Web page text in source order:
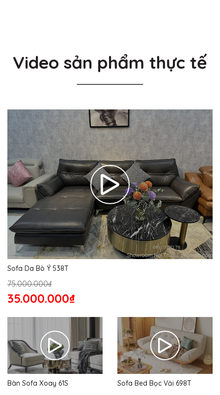
Video sản phẩm thực tế
Sofa Da Bò Ý 538T
75.000.000₫
35.000.000₫
Bàn Sofa Xoay 61S Sofa Bed Bọc Vải 698T